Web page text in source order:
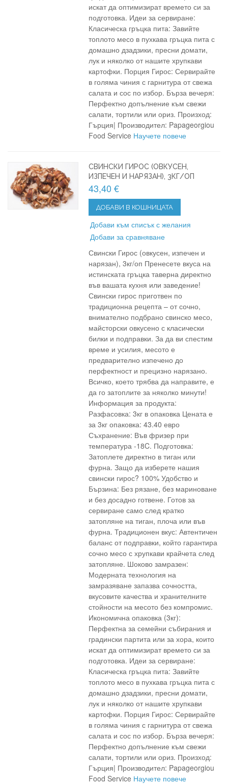
искат да оптимизират времето си за
подготовка. Идеи за сервиране:
Класическа гръцка пита: Завийте
топлото месо в пухкава гръцка пита с
домашно дзадзики, пресни домати,
лук и няколко от нашите хрупкави
картофки. Порция Гирос: Сервирайте
в голяма чиния с гарнитура от свежа
салата и сос по избор. Бърза вечеря:
Перфектно допълнение към свежи
салати, тортили или ориз. Произход:
Гърция| Производител: Papageorgiou
Food Service Научете повече
СВИНСКИ ГИРОС (ОВКУСЕН,
ИЗПЕЧЕН И НАРЯЗАН), 3КГ/ОП
43,40 €
ДОБАВИ В КОШНИЦАТА
Добави към списък с желания
Добави за сравняване
Свински Гирос (овкусен, изпечен и
нарязан), 3кг/оп Пренесете вкуса на
истинската гръцка таверна директно
във вашата кухня или заведение!
Свински гирос приготвен по
традиционна рецепта – от сочно,
внимателно подбрано свинско месо,
майсторски овкусено с класически
билки и подправки. За да ви спестим
време и усилия, месото е
предварително изпечено до
перфектност и прецизно нарязано.
Всичко, което трябва да направите, е
да го затоплите за няколко минути!
Информация за продукта:
Разфасовка: 3кг в опаковка Цената е
за 3кг опаковка: 43.40 евро
Съхранение: Във фризер при
температура -18C. Подготовка:
Затоплете директно в тиган или
фурна. Защо да изберете нашия
свински гирос? 100% Удобство и
Бързина: Без рязане, без мариноване
и без досадно готвене. Готов за
сервиране само след кратко
затопляне на тиган, плоча или във
фурна. Традиционен вкус: Автентичен
баланс от подправки, който гарантира
сочно месо с хрупкави крайчета след
затопляне. Шоково замразен:
Модерната технология на
замразяване запазва сочността,
вкусовите качества и хранителните
стойности на месото без компромис.
Икономична опаковка (3кг):
Перфектна за семейни събирания и
градински партита или за хора, които
искат да оптимизират времето си за
подготовка. Идеи за сервиране:
Класическа гръцка пита: Завийте
топлото месо в пухкава гръцка пита с
домашно дзадзики, пресни домати,
лук и няколко от нашите хрупкави
картофки. Порция Гирос: Сервирайте
в голяма чиния с гарнитура от свежа
салата и сос по избор. Бърза вечеря:
Перфектно допълнение към свежи
салати, тортили или ориз. Произход:
Гърция| Производител: Papageorgiou
Food Service Научете повече